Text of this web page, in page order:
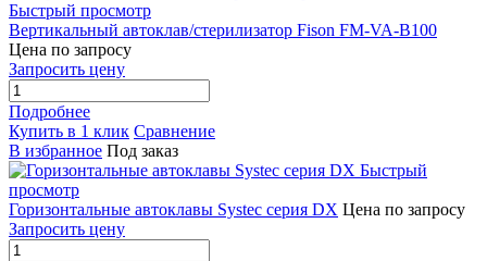
Быстрый просмотр
Вертикальный автоклав/стерилизатор Fison FM-VA-B100
Цена по запросу
Запросить цену
Подробнее
Купить в 1 клик Сравнение
В избранное Под заказ
Быстрый
просмотр
Горизонтальные автоклавы Systec серия DX Цена по запросу
Запросить цену